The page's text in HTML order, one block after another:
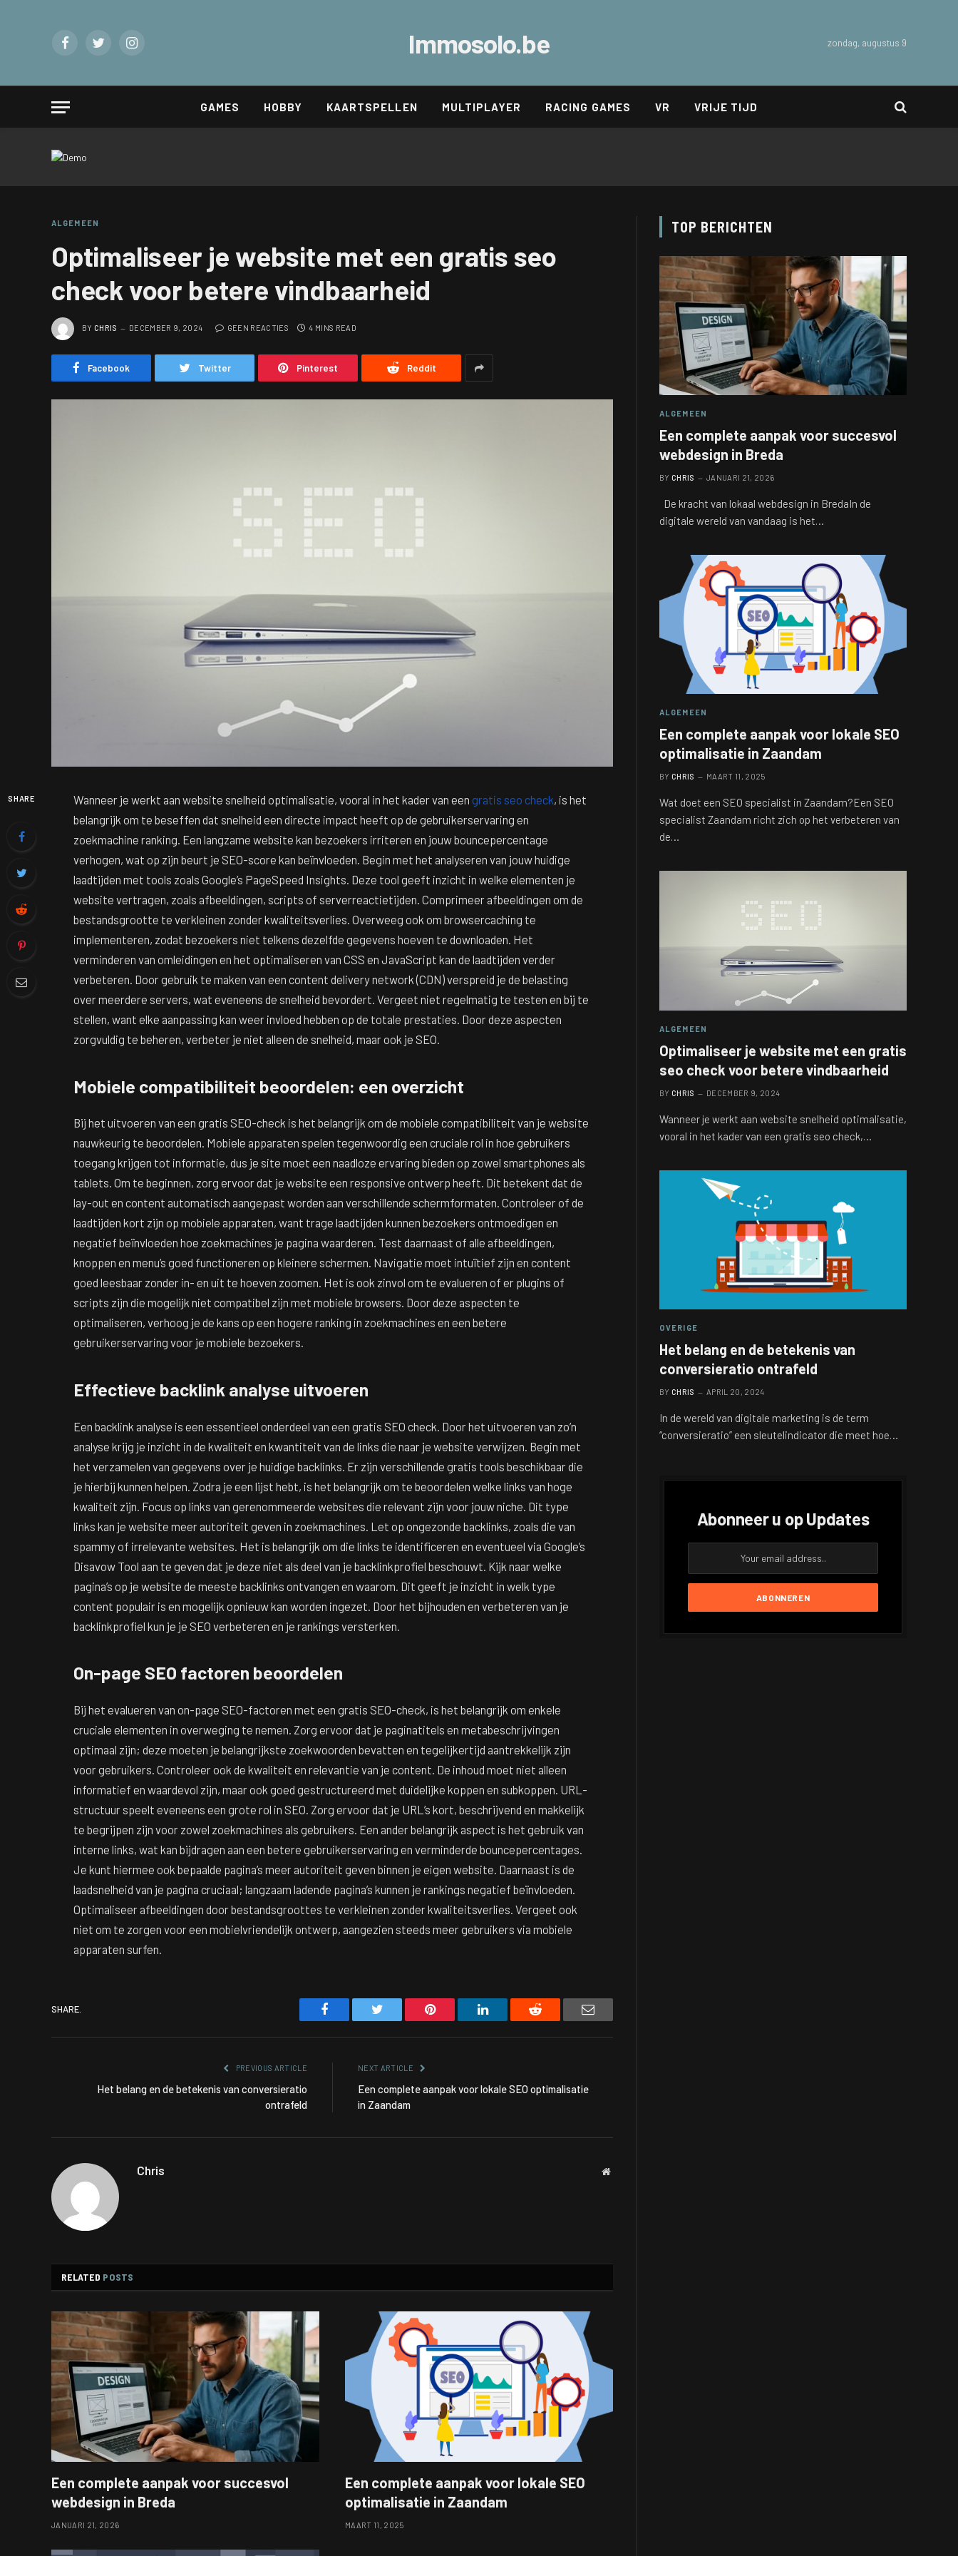
FacebookTwitterInstagram Immosolo.be zondag, augustus 9
GAMES HOBBY KAARTSPELLEN MULTIPLAYER RACING GAMES VR VRIJE TIJD
ALGEMEEN
Optimaliseer je website met een gratis seo
check voor betere vindbaarheid
BY CHRIS DECEMBER 9, 2024 GEEN REACTIES 4 MINS READ
Facebook Twitter Pinterest Reddit
SHARE Wanneer je werkt aan website snelheid optimalisatie, vooral in het kader van een gratis seo check, is het
belangrijk om te beseffen dat snelheid een directe impact heeft op de gebruikerservaring en
zoekmachine ranking. Een langzame website kan bezoekers irriteren en jouw bouncepercentage
verhogen, wat op zijn beurt je SEO-score kan beïnvloeden. Begin met het analyseren van jouw huidige
laadtijden met tools zoals Google’s PageSpeed Insights. Deze tool geeft inzicht in welke elementen je
website vertragen, zoals afbeeldingen, scripts of serverreactietijden. Comprimeer afbeeldingen om de
bestandsgrootte te verkleinen zonder kwaliteitsverlies. Overweeg ook om browsercaching te
implementeren, zodat bezoekers niet telkens dezelfde gegevens hoeven te downloaden. Het
verminderen van omleidingen en het optimaliseren van CSS en JavaScript kan de laadtijden verder
verbeteren. Door gebruik te maken van een content delivery network (CDN) verspreid je de belasting
over meerdere servers, wat eveneens de snelheid bevordert. Vergeet niet regelmatig te testen en bij te
stellen, want elke aanpassing kan weer invloed hebben op de totale prestaties. Door deze aspecten
zorgvuldig te beheren, verbeter je niet alleen de snelheid, maar ook je SEO.
Mobiele compatibiliteit beoordelen: een overzicht
Bij het uitvoeren van een gratis SEO-check is het belangrijk om de mobiele compatibiliteit van je website
nauwkeurig te beoordelen. Mobiele apparaten spelen tegenwoordig een cruciale rol in hoe gebruikers
toegang krijgen tot informatie, dus je site moet een naadloze ervaring bieden op zowel smartphones als
tablets. Om te beginnen, zorg ervoor dat je website een responsive ontwerp heeft. Dit betekent dat de
lay-out en content automatisch aangepast worden aan verschillende schermformaten. Controleer of de
laadtijden kort zijn op mobiele apparaten, want trage laadtijden kunnen bezoekers ontmoedigen en
negatief beïnvloeden hoe zoekmachines je pagina waarderen. Test daarnaast of alle afbeeldingen,
knoppen en menu’s goed functioneren op kleinere schermen. Navigatie moet intuïtief zijn en content
goed leesbaar zonder in- en uit te hoeven zoomen. Het is ook zinvol om te evalueren of er plugins of
scripts zijn die mogelijk niet compatibel zijn met mobiele browsers. Door deze aspecten te
optimaliseren, verhoog je de kans op een hogere ranking in zoekmachines en een betere
gebruikerservaring voor je mobiele bezoekers.
Effectieve backlink analyse uitvoeren
Een backlink analyse is een essentieel onderdeel van een gratis SEO check. Door het uitvoeren van zo’n
analyse krijg je inzicht in de kwaliteit en kwantiteit van de links die naar je website verwijzen. Begin met
het verzamelen van gegevens over je huidige backlinks. Er zijn verschillende gratis tools beschikbaar die
je hierbij kunnen helpen. Zodra je een lijst hebt, is het belangrijk om te beoordelen welke links van hoge
kwaliteit zijn. Focus op links van gerenommeerde websites die relevant zijn voor jouw niche. Dit type
links kan je website meer autoriteit geven in zoekmachines. Let op ongezonde backlinks, zoals die van
spammy of irrelevante websites. Het is belangrijk om die links te identificeren en eventueel via Google’s
Disavow Tool aan te geven dat je deze niet als deel van je backlinkprofiel beschouwt. Kijk naar welke
pagina’s op je website de meeste backlinks ontvangen en waarom. Dit geeft je inzicht in welk type
content populair is en mogelijk opnieuw kan worden ingezet. Door het bijhouden en verbeteren van je
backlinkprofiel kun je je SEO verbeteren en je rankings versterken.
On-page SEO factoren beoordelen
Bij het evalueren van on-page SEO-factoren met een gratis SEO-check, is het belangrijk om enkele
cruciale elementen in overweging te nemen. Zorg ervoor dat je paginatitels en metabeschrijvingen
optimaal zijn; deze moeten je belangrijkste zoekwoorden bevatten en tegelijkertijd aantrekkelijk zijn
voor gebruikers. Controleer ook de kwaliteit en relevantie van je content. De inhoud moet niet alleen
informatief en waardevol zijn, maar ook goed gestructureerd met duidelijke koppen en subkoppen. URL-
structuur speelt eveneens een grote rol in SEO. Zorg ervoor dat je URL’s kort, beschrijvend en makkelijk
te begrijpen zijn voor zowel zoekmachines als gebruikers. Een ander belangrijk aspect is het gebruik van
interne links, wat kan bijdragen aan een betere gebruikerservaring en verminderde bouncepercentages.
Je kunt hiermee ook bepaalde pagina’s meer autoriteit geven binnen je eigen website. Daarnaast is de
laadsnelheid van je pagina cruciaal; langzaam ladende pagina’s kunnen je rankings negatief beïnvloeden.
Optimaliseer afbeeldingen door bestandsgroottes te verkleinen zonder kwaliteitsverlies. Vergeet ook
niet om te zorgen voor een mobielvriendelijk ontwerp, aangezien steeds meer gebruikers via mobiele
apparaten surfen.
SHARE. Facebook Twitter Pinterest LinkedIn Reddit Email
PREVIOUS ARTICLE
Het belang en de betekenis van conversieratio
ontrafeld
NEXT ARTICLE
Een complete aanpak voor lokale SEO optimalisatie
in Zaandam
Chris Website
RELATED POSTS
Een complete aanpak voor succesvol
webdesign in Breda
JANUARI 21, 2026
Een complete aanpak voor lokale SEO
optimalisatie in Zaandam
MAART 11, 2025
TOP BERICHTEN
ALGEMEEN
Een complete aanpak voor succesvol
webdesign in Breda
BY CHRIS JANUARI 21, 2026
De kracht van lokaal webdesign in BredaIn de
digitale wereld van vandaag is het…
ALGEMEEN
Een complete aanpak voor lokale SEO
optimalisatie in Zaandam
BY CHRIS MAART 11, 2025
Wat doet een SEO specialist in Zaandam?Een SEO
specialist Zaandam richt zich op het verbeteren van
de…
ALGEMEEN
Optimaliseer je website met een gratis
seo check voor betere vindbaarheid
BY CHRIS DECEMBER 9, 2024
Wanneer je werkt aan website snelheid optimalisatie,
vooral in het kader van een gratis seo check,…
OVERIGE
Het belang en de betekenis van
conversieratio ontrafeld
BY CHRIS APRIL 20, 2024
In de wereld van digitale marketing is de term
“conversieratio” een sleutelindicator die meet hoe…
Abonneer u op Updates